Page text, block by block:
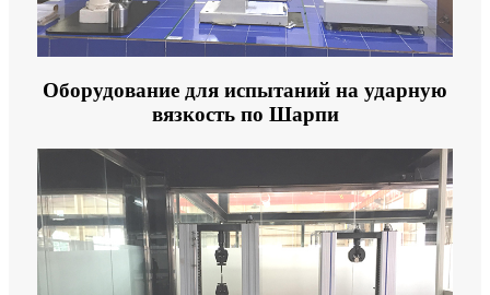
Оборудование для испытаний на ударную
вязкость по Шарпи